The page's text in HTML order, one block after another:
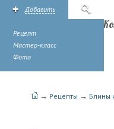
Добавить
Рецепт
Мастер-класс
Фото
→ Рецепты → Блины